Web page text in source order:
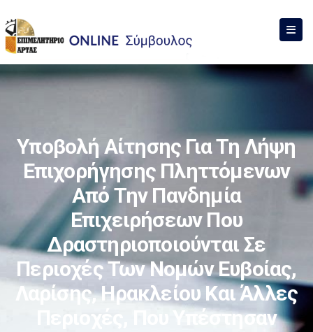
Υποβολή Αίτησης Για Τη Λήψη
Επιχορήγησης Πληττόμενων
Από Την Πανδημία
Επιχειρήσεων Που
Δραστηριοποιούνται Σε
Περιοχές Των Νομών Ευβοίας,
Λαρίσης, Ηρακλείου Και Άλλες
Περιοχές, Που Υπέστησαν